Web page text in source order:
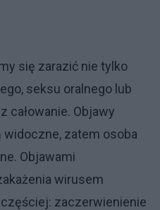
się zarazić nie tylko
seksu oralnego lub
całowanie. Objawy
zatem osoba
Objawami
wirusem
zaczerwienienie